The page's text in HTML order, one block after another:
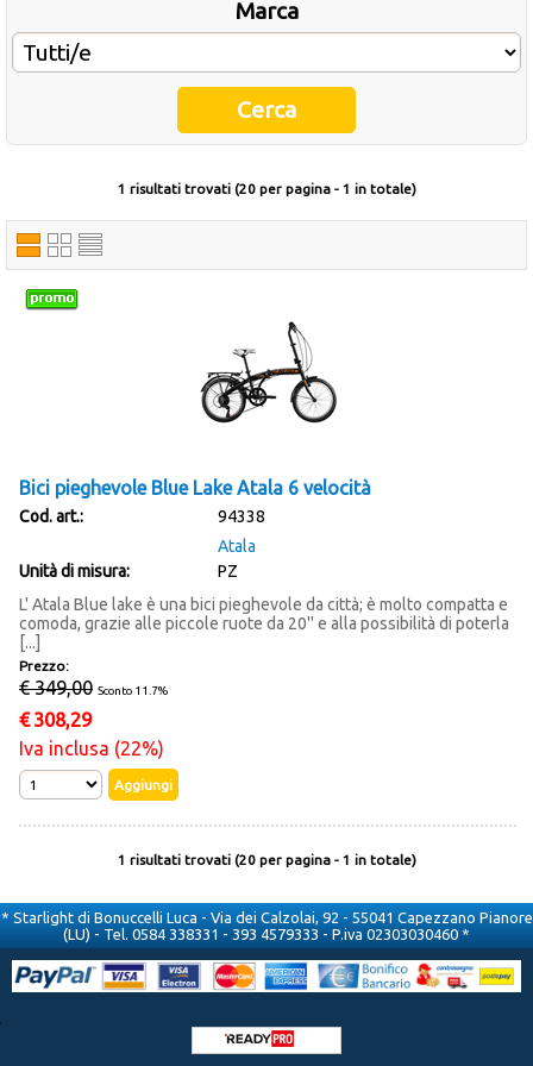
Occasioni
Cataloghi fornitori
Marca
1 risultati trovati (20 per pagina - 1 in totale)
Bici pieghevole Blue Lake Atala 6 velocità
Cod. art.:
94338
Atala
Unità di misura:
PZ
L' Atala Blue lake è una bici pieghevole da città; è molto compatta e
comoda, grazie alle piccole ruote da 20'' e alla possibilità di poterla
[...]
Prezzo:
€ 349,00 Sconto 11.7%
€ 308,29
Iva inclusa (22%)
1 risultati trovati (20 per pagina - 1 in totale)
* Starlight di Bonuccelli Luca - Via dei Calzolai, 92 - 55041 Capezzano Pianore
(LU) - Tel. 0584 338331 - 393 4579333 - P.iva 02303030460 *